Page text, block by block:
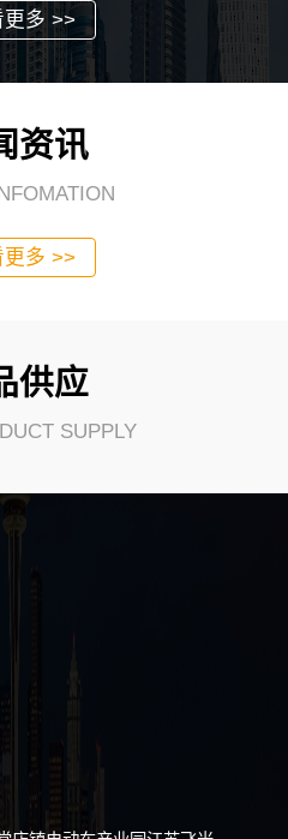
更多 >>
资讯
更多 >>
供应
SUPPLY